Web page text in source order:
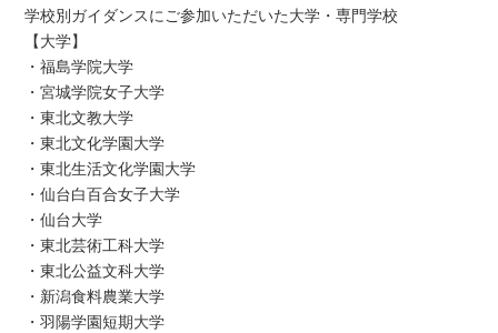
学校別ガイダンスにご参加いただいた大学・専門学校
【大学】
・福島学院大学
・宮城学院女子大学
・東北文教大学
・東北文化学園大学
・東北生活文化学園大学
・仙台白百合女子大学
・仙台大学
・東北芸術工科大学
・東北公益文科大学
・新潟食料農業大学
・羽陽学園短期大学